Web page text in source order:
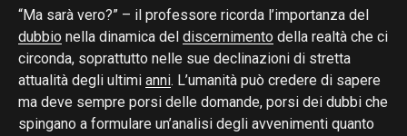
“Ma sarà vero?” – il professore ricorda l’importanza del
dubbio nella dinamica del discernimento della realtà che ci
circonda, soprattutto nelle sue declinazioni di stretta
attualità degli ultimi anni. L’umanità può credere di sapere
ma deve sempre porsi delle domande, porsi dei dubbi che
spingano a formulare un’analisi degli avvenimenti quanto